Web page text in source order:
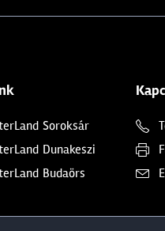
Soroksár
Dunakeszi
Budaörs